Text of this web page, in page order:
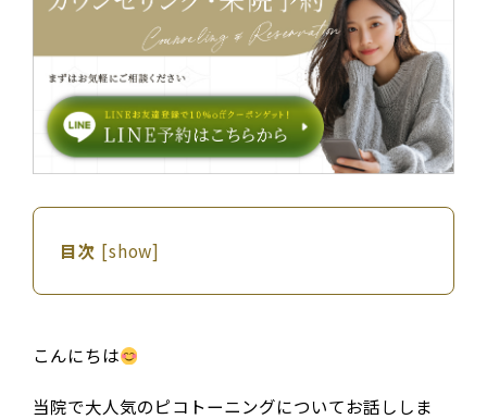
目次 [show]
こんにちは
当院で大人気のピコトーニングについてお話ししま